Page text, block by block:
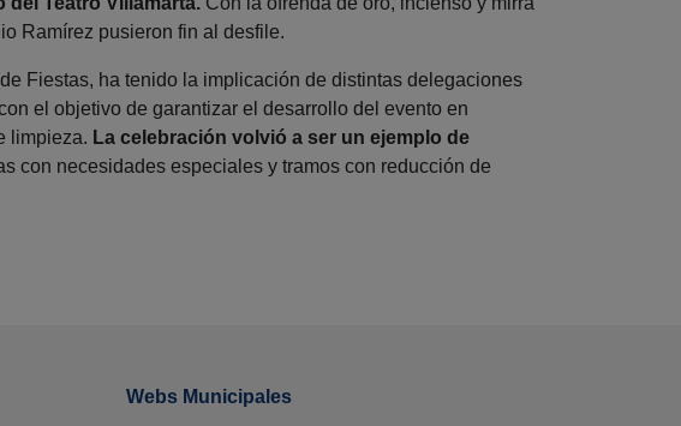
Ramírez pusieron fin al desfile.
Fiestas, ha tenido la implicación de distintas delegaciones
el objetivo de garantizar el desarrollo del evento en
limpieza. La celebración volvió a ser un ejemplo de
con necesidades especiales y tramos con reducción de
Webs Municipales